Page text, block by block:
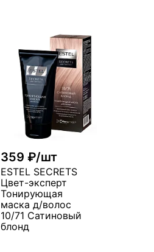
359 ₽/шт
ESTEL SECRETS
Цвет-эксперт
Тонирующая
маска д/волос
10/71 Сатиновый
блонд